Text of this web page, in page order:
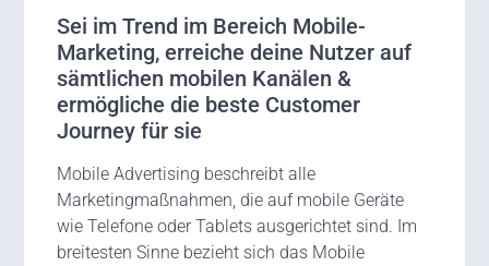
Sei im Trend im Bereich Mobile-
Marketing, erreiche deine Nutzer auf
sämtlichen mobilen Kanälen &
ermögliche die beste Customer
Journey für sie
Mobile Advertising beschreibt alle
Marketingmaßnahmen, die auf mobile Geräte
wie Telefone oder Tablets ausgerichtet sind. Im
breitesten Sinne bezieht sich das Mobile